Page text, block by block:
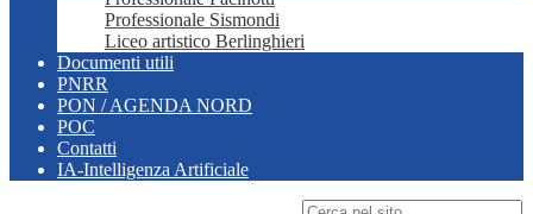
Professionale Sismondi
Liceo artistico Berlinghieri
Documenti utili
PNRR
PON / AGENDA NORD
POC
Contatti
IA-Intelligenza Artificiale